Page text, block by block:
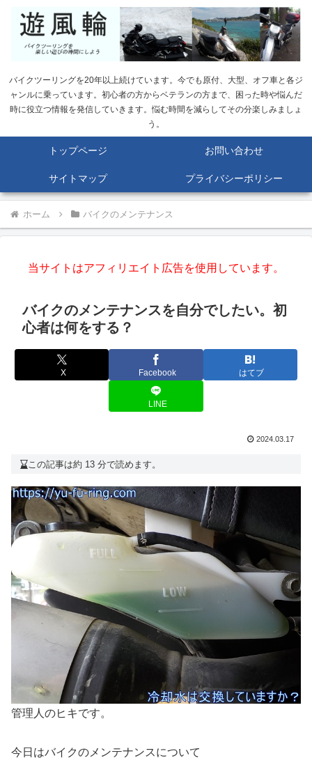
バイクツーリングを20年以上続けています。今でも原付、大型、オフ車と各ジ
ャンルに乗っています。初心者の方からベテランの方まで、困った時や悩んだ
時に役立つ情報を発信していきます。悩む時間を減らしてその分楽しみましょ
う。
トップページ お問い合わせ
サイトマップ プライバシーポリシー
ホーム バイクのメンテナンス
当サイトはアフィリエイト広告を使用しています。
バイクのメンテナンスを自分でしたい。初
心者は何をする？
X Facebook はてブ
LINE
2024.03.17
この記事は約 13 分で読めます。
管理人のヒキです。
今日はバイクのメンテナンスについて